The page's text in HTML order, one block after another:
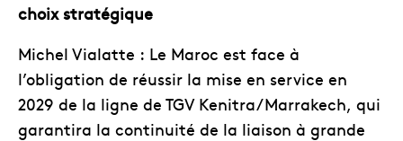
choix stratégique
Michel Vialatte : Le Maroc est face à
l’obligation de réussir la mise en service en
2029 de la ligne de TGV Kenitra/Marrakech, qui
garantira la continuité de la liaison à grande